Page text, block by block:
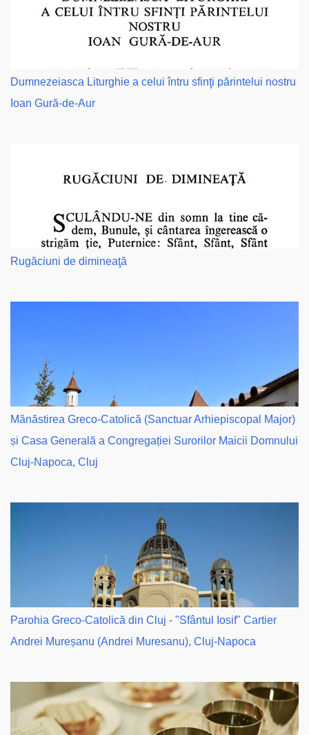
Dumnezeiasca Liturghie a celui întru sfinţi părintelui nostru
Ioan Gură-de-Aur
Rugăciuni de dimineaţă
Mănăstirea Greco-Catolică (Sanctuar Arhiepiscopal Major)
și Casa Generală a Congregației Surorilor Maicii Domnului
Cluj-Napoca, Cluj
Parohia Greco-Catolică din Cluj - "Sfântul Iosif" Cartier
Andrei Mureșanu (Andrei Muresanu), Cluj-Napoca